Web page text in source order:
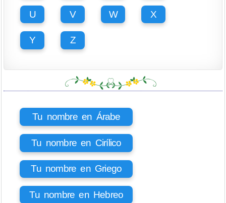
U V W X
Y Z
Tu nombre en Árabe
Tu nombre en Cirílico
Tu nombre en Griego
Tu nombre en Hebreo